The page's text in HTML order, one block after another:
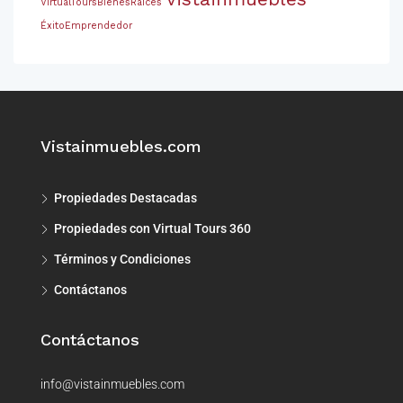
ÉxitoEmprendedor
Vistainmuebles.com
Propiedades Destacadas
Propiedades con Virtual Tours 360
Términos y Condiciones
Contáctanos
Contáctanos
info@vistainmuebles.com